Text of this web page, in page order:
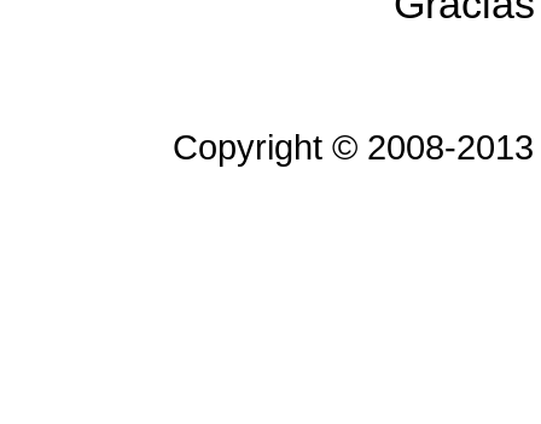
Copyright © 2008-